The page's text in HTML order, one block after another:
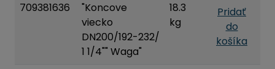
709381636
"Koncove
viecko
DN200/192-232/
1 1/4"" Waga"
18.3
kg
Pridať
do
košíka